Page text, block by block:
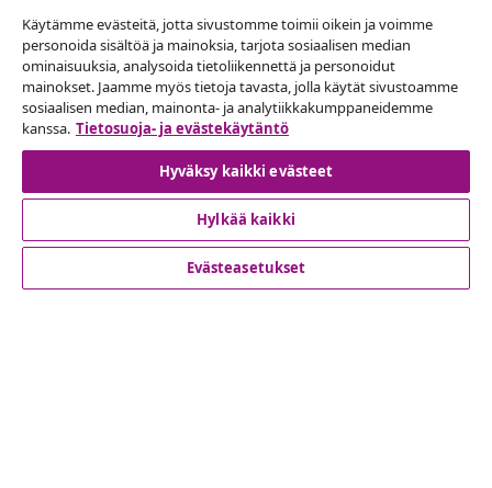
Peruuta tilaus
Lähetä tilauksen peruutuspyyntö.
Peruuta tilaus
Käytämme evästeitä, jotta sivustomme toimii oikein ja voimme
personoida sisältöä ja mainoksia, tarjota sosiaalisen median
ominaisuuksia, analysoida tietoliikennettä ja personoidut
mainokset. Jaamme myös tietoja tavasta, jolla käytät sivustoamme
sosiaalisen median, mainonta- ja analytiikkakumppaneidemme
kanssa. Tietosuoja- ja evästekäytäntö
Hyväksy kaikki evästeet
Hylkää kaikki
Evästeasetukset